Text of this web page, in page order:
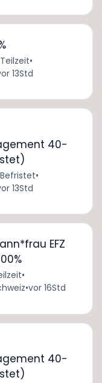
Teilzeit•
13Std
40-
Befristet•
13Std
EFZ
•
•vor 16Std
40-